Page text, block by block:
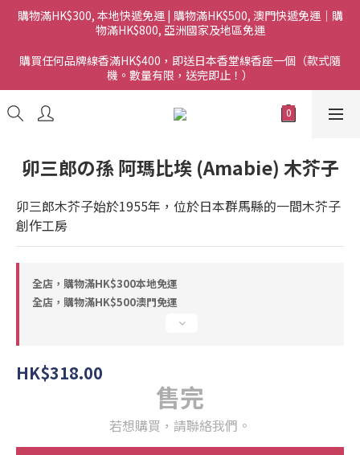
購物滿HK$300, 本地快遞免運 | 購物滿HK$500, 澳門快遞免運｜購
物滿HK$800, 亞洲國家及地區免運
購買任何品牌線香滿HK$400，即送日本香堂線香座一個（款式隨
機。數量有限，送完即止！）
卯三郎の孫 阿瑪比埃 (Amabie) 木芥子
卯三郎木芥子始於1955年，位於日本群馬縣的一間木芥子
創作工房
全店，購物滿HK$300本地免運
全店，購物滿HK$500澳門免運
HK$318.00
售完
若想購買，請聯絡我們。